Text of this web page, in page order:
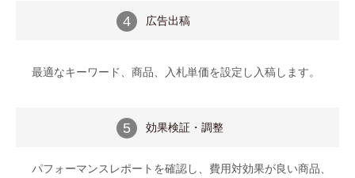
4 広告出稿
最適なキーワード、商品、入札単価を設定し入稿します。
5 効果検証・調整
パフォーマンスレポートを確認し、費用対効果が良い商品、